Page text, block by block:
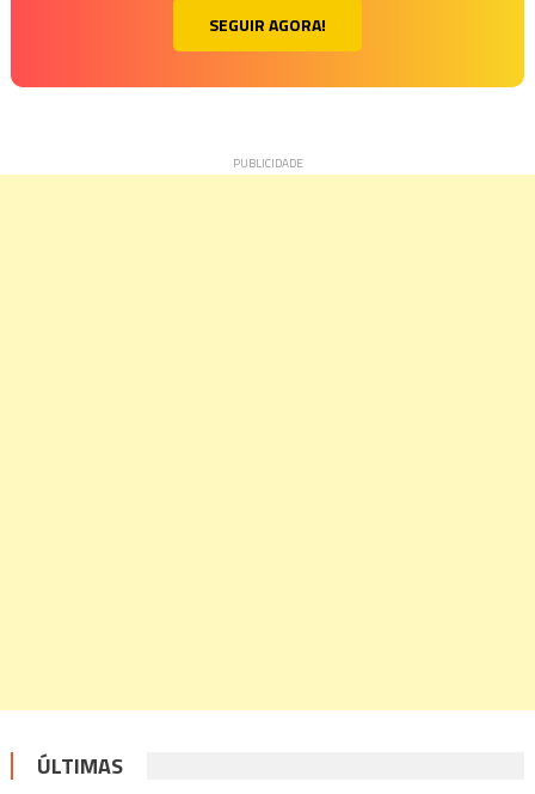
SEGUIR AGORA!
ÚLTIMAS